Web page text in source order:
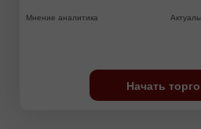
Мнение аналитика
Начать